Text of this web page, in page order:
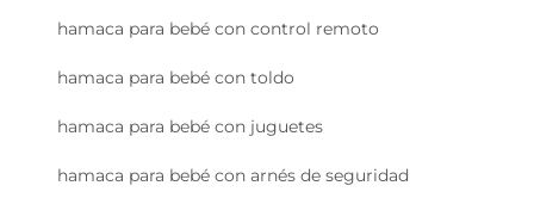
hamaca para bebé con control remoto
hamaca para bebé con toldo
hamaca para bebé con juguetes
hamaca para bebé con arnés de seguridad